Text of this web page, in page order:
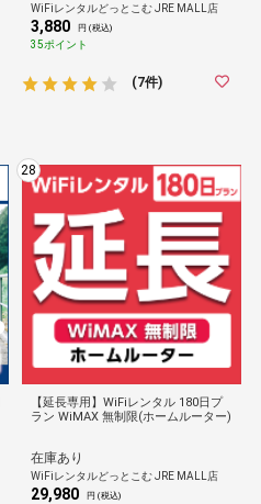
WiFiレンタルどっとこむ JRE MALL店
3,880 円 (税込)
35ポイント
(7件)
28
【延長専用】WiFiレンタル 180日プ
ラン WiMAX 無制限(ホームルーター)
在庫あり
WiFiレンタルどっとこむ JRE MALL店
29,980 円 (税込)